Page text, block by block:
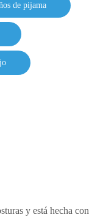
de pijama
y está hecha con